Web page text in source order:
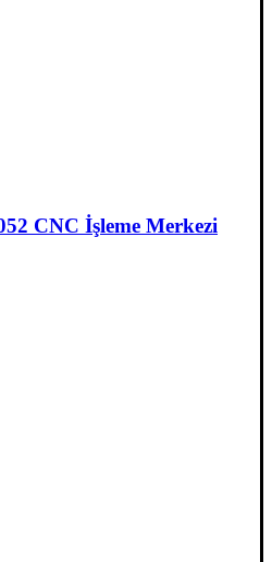
CNC İşleme Merkezi